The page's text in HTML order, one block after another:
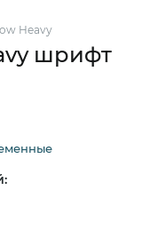
Heavy
шрифт